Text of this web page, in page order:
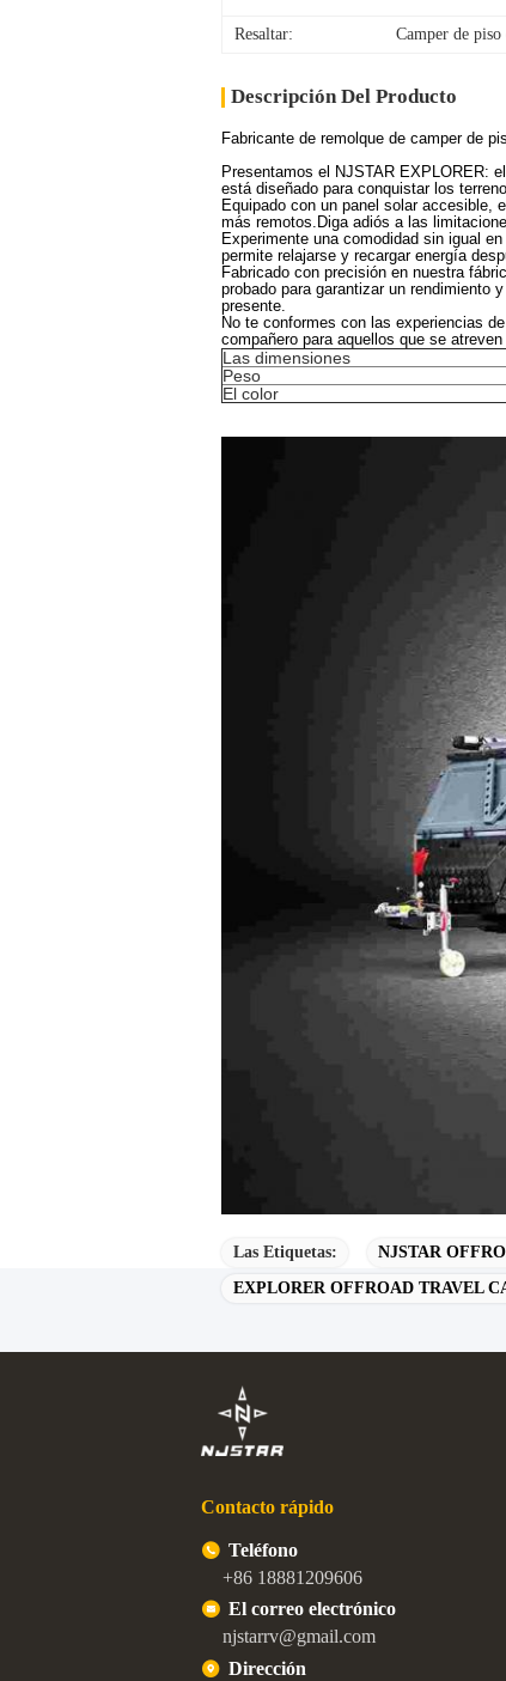
Resaltar: Camper de
Descripción Del Producto
Fabricante de remolque de camper de
Presentamos el NJSTAR EXPLORER:
está diseñado para conquistar los
Equipado con un panel solar accesible,
más remotos.Diga adiós a las
Experimente una comodidad sin igual
permite relajarse y recargar energía
Fabricado con precisión en nuestra
probado para garantizar un rendimiento
presente.
No te conformes con las experiencias
compañero para aquellos que se
Las dimensiones
Peso
El color
Las Etiquetas: NJSTAR
EXPLORER OFFROAD TRAVEL
Contacto rápido
Teléfono
+86 18881209606
El correo electrónico
njstarrv@gmail.com
Dirección